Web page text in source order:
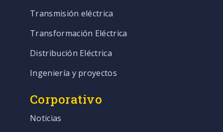
Transmisión eléctrica
Transformación Eléctrica
Distribución Eléctrica
Ingeniería y proyectos
Corporativo
Noticias